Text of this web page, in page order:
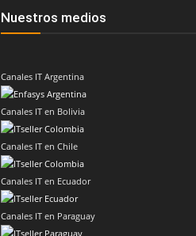
Nuestros medios
Canales IT Argentina
Canales IT en Bolivia
Canales IT en Chile
Canales IT en Ecuador
Canales IT en Paraguay